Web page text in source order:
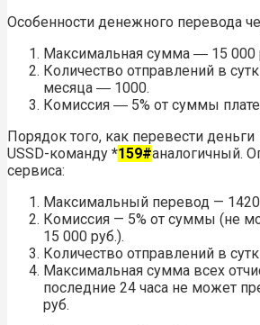
Особенности денежного перевода
Максимальная сумма ― 15 000
Количество отправлений в
месяца ― 1000.
Комиссия ― 5% от суммы
Порядок того, как перевести
USSD-команду *159#аналогичный.
сервиса:
Максимальный перевод —
Комиссия — 5% от суммы (не
15 000 руб.).
Количество отправлений в
Максимальная сумма всех
последние 24 часа не может
руб.